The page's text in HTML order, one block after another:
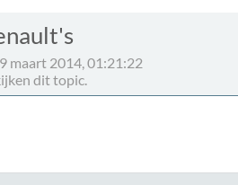
maart 2014, 01:21:22
dit topic.